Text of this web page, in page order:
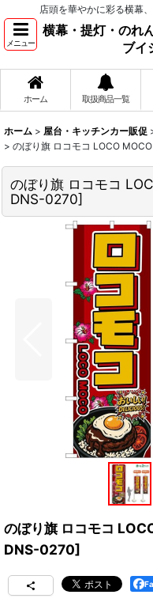
店頭を華やかに彩る横幕
メニュー
横幕・提灯・のれ
ブイ
ホーム 取扱商品一覧
ホーム > 屋台・キッチンカー販促
> のぼり旗 ロコモコ LOCO MOCO
のぼり旗 ロコモコ
DNS-0270]
のぼり旗 ロコモコ
DNS-0270]